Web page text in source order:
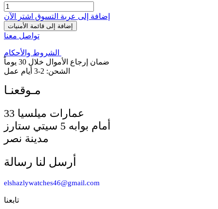
إضافة إلى عربة التسوق اشترِ الآن
إضافة إلى قائمة الأمنيات
تواصل معنا
الشروط والأحكام
ضمان إرجاع الأموال خلال 30 يوماً
الشحن: 2-3 أيام عمل
أمام بوابه 5 سيتي ستارز
مدينة نصر
أرسل لنا رسالة
elshazlywatches46@gmail.com
تابعنا